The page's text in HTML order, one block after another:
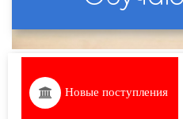
Новые поступления